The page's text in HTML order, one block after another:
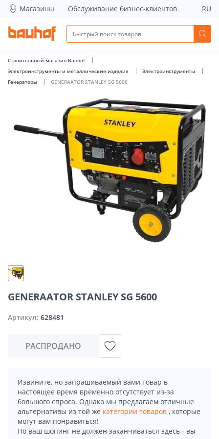
GENERAATOR STANLEY SG 5600 - Bauhof has loaded
Магазины Обслуживание бизнес-клиентов RU
Строительный магазин Bauhof
Электроинструменты и металлические изделия
Электроинструменты
Генераторы
GENERAATOR STANLEY SG 5600
GENERAATOR STANLEY SG 5600
Артикул: 628481
РАСПРОДАНО
Извините, но запрашиваемый вами товар в
настоящее время временно отсутствует из-за
большого спроса. Однако мы предлагаем отличные
альтернативы из той же категории товаров , которые
могут вам понравиться!
Но ваш шопинг не должен заканчиваться здесь - вы